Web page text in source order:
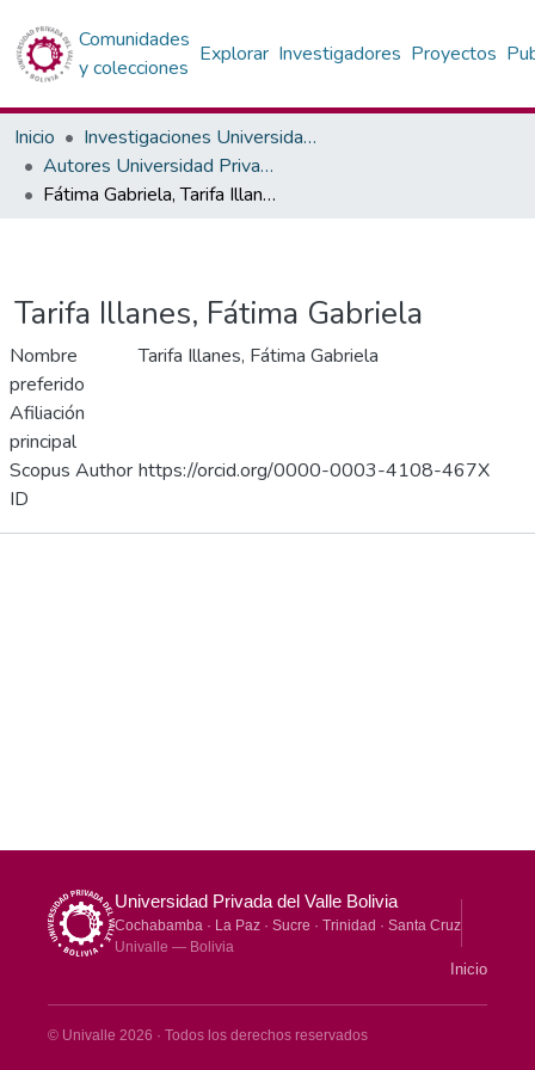
Comunidades
y colecciones
Explorar Investigadores Proyectos
Inicio
Investigaciones Universidad Privada del Valle
Autores Universidad Privada del Valle
Fátima Gabriela, Tarifa Illanes
Tarifa Illanes, Fátima Gabriela
Nombre
preferido
Tarifa Illanes, Fátima Gabriela
Afiliación
principal
Scopus Author
ID
https://orcid.org/0000-0003-4108-467X
Universidad Privada del Valle Bolivia
Cochabamba · La Paz · Sucre · Trinidad · Santa Cruz
Univalle — Bolivia
Inicio
© Univalle 2026 · Todos los derechos reservados